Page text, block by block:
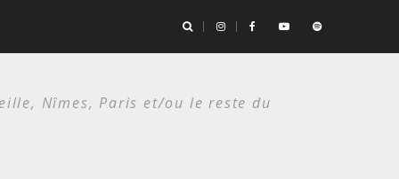
Nîmes, Paris et/ou le reste du